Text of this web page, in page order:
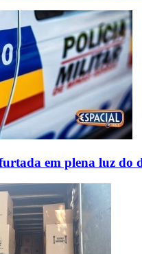
em plena luz do